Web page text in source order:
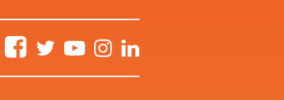
FacebookTwitter YouTubeInstagram